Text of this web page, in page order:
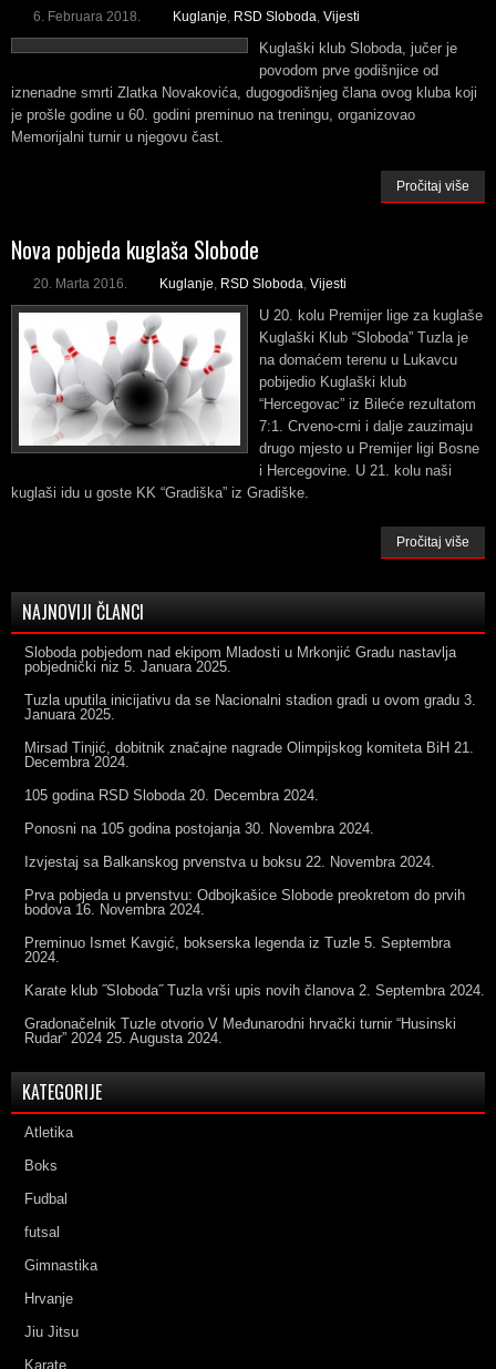
6. Februara 2018. Kuglanje RSD Sloboda Vijesti
Kuglaški klub Sloboda, jučer je
povodom prve godišnjice od
iznenadne smrti Zlatka Novakovića, dugogodišnjeg člana ovog kluba koji
je prošle godine u 60. godini preminuo na treningu, organizovao
Memorijalni turnir u njegovu čast.
Pročitaj više
Nova pobjeda kuglaša Slobode
20. Marta 2016. Kuglanje RSD Sloboda Vijesti
U 20. kolu Premijer lige za kuglaše
Kuglaški Klub “Sloboda” Tuzla je
na domaćem terenu u Lukavcu
pobijedio Kuglaški klub
“Hercegovac” iz Bileće rezultatom
7:1. Crveno-crni i dalje zauzimaju
drugo mjesto u Premijer ligi Bosne
i Hercegovine. U 21. kolu naši
kuglaši idu u goste KK “Gradiška” iz Gradiške.
Pročitaj više
NAJNOVIJI ČLANCI
Sloboda pobjedom nad ekipom Mladosti u Mrkonjić Gradu nastavlja
pobjednički niz 5. Januara 2025.
Tuzla uputila inicijativu da se Nacionalni stadion gradi u ovom gradu 3.
Januara 2025.
Mirsad Tinjić, dobitnik značajne nagrade Olimpijskog komiteta BiH 21.
Decembra 2024.
105 godina RSD Sloboda 20. Decembra 2024.
Ponosni na 105 godina postojanja 30. Novembra 2024.
Izvjestaj sa Balkanskog prvenstva u boksu 22. Novembra 2024.
Prva pobjeda u prvenstvu: Odbojkašice Slobode preokretom do prvih
bodova 16. Novembra 2024.
Preminuo Ismet Kavgić, bokserska legenda iz Tuzle 5. Septembra
2024.
Karate klub ˝Sloboda˝ Tuzla vrši upis novih članova 2. Septembra 2024.
Gradonačelnik Tuzle otvorio V Međunarodni hrvački turnir “Husinski
Rudar” 2024 25. Augusta 2024.
KATEGORIJE
Atletika
Boks
Fudbal
futsal
Gimnastika
Hrvanje
Jiu Jitsu
Karate